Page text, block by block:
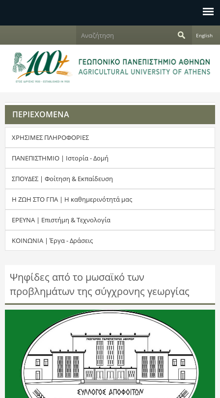
Φ
ό
μ
α
α
ν
α
ζ
ή
τ
σ
η
ς
ζ
ή
τ
η
English
ΠΕΡΙΕΧΟΜΕΝΑ
ΧΡΗΣΙΜΕΣ ΠΛΗΡΟΦΟΡΙΕΣ
ΠΑΝΕΠΙΣΤΗΜΙΟ | Ιστορία - Δομή
ΣΠΟΥΔΕΣ | Φοίτηση & Εκπαίδευση
Η ΖΩΗ ΣΤΟ ΓΠΑ | Η καθημερινότητά μας
ΕΡΕΥΝΑ | Επιστήμη & Τεχνολογία
ΚΟΙΝΩΝΙΑ | Έργα - Δράσεις
Ψηφίδες από το μωσαϊκό των
προβλημάτων της σύγχρονης γεωργίας